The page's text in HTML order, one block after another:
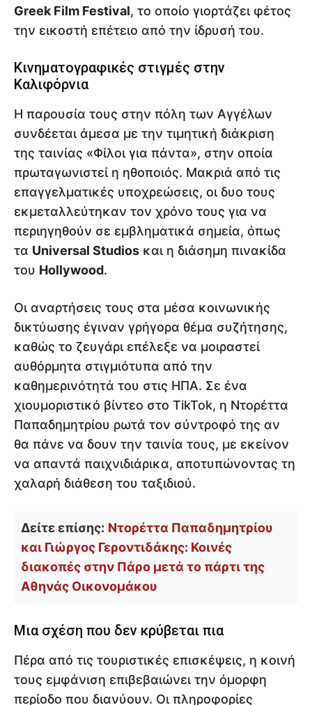
Greek Film Festival, το οποίο γιορτάζει φέτος
την εικοστή επέτειο από την ίδρυσή του.
Κινηματογραφικές στιγμές στην
Καλιφόρνια
Η παρουσία τους στην πόλη των Αγγέλων
συνδέεται άμεσα με την τιμητική διάκριση
της ταινίας «Φίλοι για πάντα», στην οποία
πρωταγωνιστεί η ηθοποιός. Μακριά από τις
επαγγελματικές υποχρεώσεις, οι δυο τους
εκμεταλλεύτηκαν τον χρόνο τους για να
περιηγηθούν σε εμβληματικά σημεία, όπως
τα Universal Studios και η διάσημη πινακίδα
του Hollywood.
Οι αναρτήσεις τους στα μέσα κοινωνικής
δικτύωσης έγιναν γρήγορα θέμα συζήτησης,
καθώς το ζευγάρι επέλεξε να μοιραστεί
αυθόρμητα στιγμιότυπα από την
καθημερινότητά του στις ΗΠΑ. Σε ένα
χιουμοριστικό βίντεο στο TikTok, η Ντορέττα
Παπαδημητρίου ρωτά τον σύντροφό της αν
θα πάνε να δουν την ταινία τους, με εκείνον
να απαντά παιχνιδιάρικα, αποτυπώνοντας τη
χαλαρή διάθεση του ταξιδιού.
Δείτε επίσης: Ντορέττα Παπαδημητρίου
και Γιώργος Γεροντιδάκης: Κοινές
διακοπές στην Πάρο μετά το πάρτι της
Αθηνάς Οικονομάκου
Μια σχέση που δεν κρύβεται πια
Πέρα από τις τουριστικές επισκέψεις, η κοινή
τους εμφάνιση επιβεβαιώνει την όμορφη
περίοδο που διανύουν. Οι πληροφορίες